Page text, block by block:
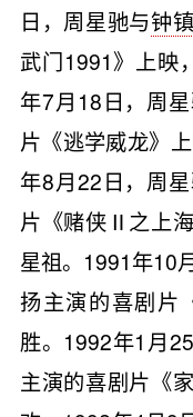
日，周星驰与钟
武门1991》上映
年7月18日，周
片《逃学威龙》
年8月22日，周
片《赌侠Ⅱ之上
星祖。1991年10
扬主演的喜剧片
胜。1992年1月
主演的喜剧片《